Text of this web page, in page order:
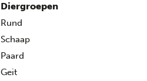
Diergroepen
Rund
Schaap
Paard
Geit